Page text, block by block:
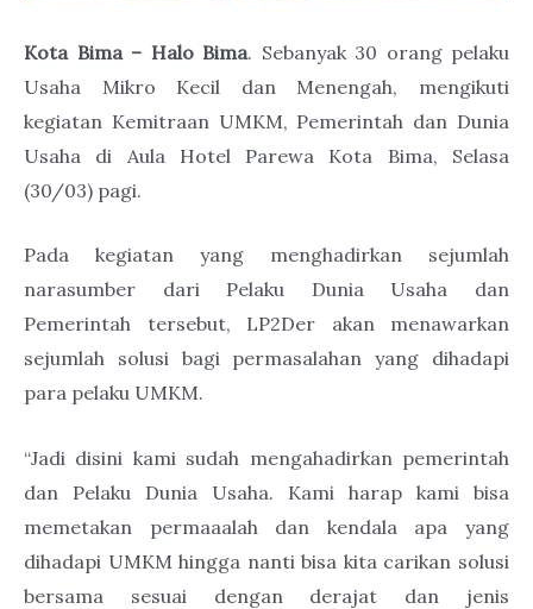
Kota Bima – Halo Bima. Sebanyak 30 orang pelaku
Usaha Mikro Kecil dan Menengah, mengikuti
kegiatan Kemitraan UMKM, Pemerintah dan Dunia
Usaha di Aula Hotel Parewa Kota Bima, Selasa
(30/03) pagi.
Pada kegiatan yang menghadirkan sejumlah
narasumber dari Pelaku Dunia Usaha dan
Pemerintah tersebut, LP2Der akan menawarkan
sejumlah solusi bagi permasalahan yang dihadapi
para pelaku UMKM.
“Jadi disini kami sudah mengahadirkan pemerintah
dan Pelaku Dunia Usaha. Kami harap kami bisa
memetakan permaaalah dan kendala apa yang
dihadapi UMKM hingga nanti bisa kita carikan solusi
bersama sesuai dengan derajat dan jenis